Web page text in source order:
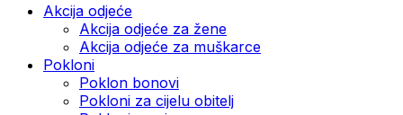
Akcija odjeće
Akcija odjeće za žene
Akcija odjeće za muškarce
Pokloni
Poklon bonovi
Pokloni za cijelu obitelj